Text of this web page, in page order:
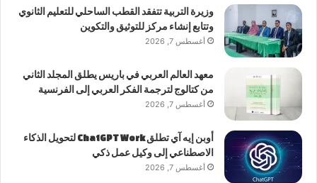
وزيرة التربية تتفقد القطب الساحلي للتعليم الثانوي
وتتابع إنشاء مركز للتوثيق والتكوين
أغسطس 7, 2026
معهد العالم العربي في باريس يطلق المجلد الثاني
من كتالوج لترجمة الفكر العربي إلى الفرنسية
أغسطس 7, 2026
أوبن إيه آي تطلق ChatGPT Work لتحويل الذكاء
الاصطناعي إلى وكيل عمل ذكي
أغسطس 7, 2026